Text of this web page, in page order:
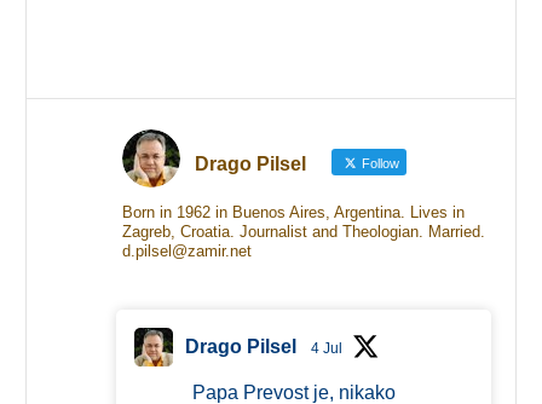
Drago Pilsel Follow
Born in 1962 in Buenos Aires, Argentina. Lives in
Zagreb, Croatia. Journalist and Theologian. Married.
d.pilsel@zamir.net
Drago Pilsel 4 Jul
Papa Prevost je, nikako